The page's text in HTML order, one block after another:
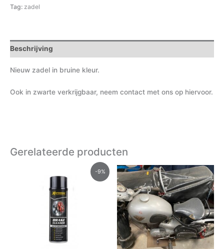
Tag: zadel
Beschrijving
Nieuw zadel in bruine kleur.
Ook in zwarte verkrijgbaar, neem contact met ons op hiervoor.
Gerelateerde producten
-9%
Oorspronkelijke
prijs
€8.25.
Huidige